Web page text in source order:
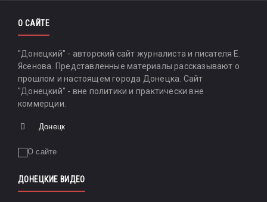
О САЙТЕ
"Донецкий" - авторский сайт журналиста и писателя Е.
Ясенова. Представленные материалы рассказывают о
прошлом и настоящем города Донецка. Сайт
"Донецкий" - вне политики и практически вне
коммерции.
Донецк
ДОНЕЦКИЕ ВИДЕО